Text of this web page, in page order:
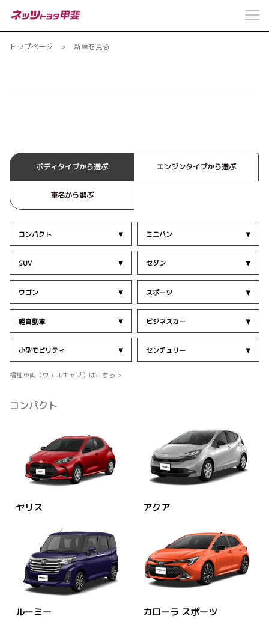
トップページ 新車を見る
ボディタイプから選ぶ エンジンタイプから選ぶ
車名から選ぶ
コンパクト ミニバン
SUV セダン
ワゴン スポーツ
軽自動車 ビジネスカー
小型モビリティ センチュリー
福祉車両（ウェルキャブ）はこちら >
コンパクト
ヤリス アクア
ルーミー カローラ スポーツ